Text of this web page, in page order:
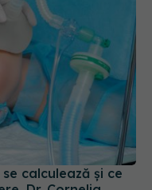
Dr. Cornelia
spune de